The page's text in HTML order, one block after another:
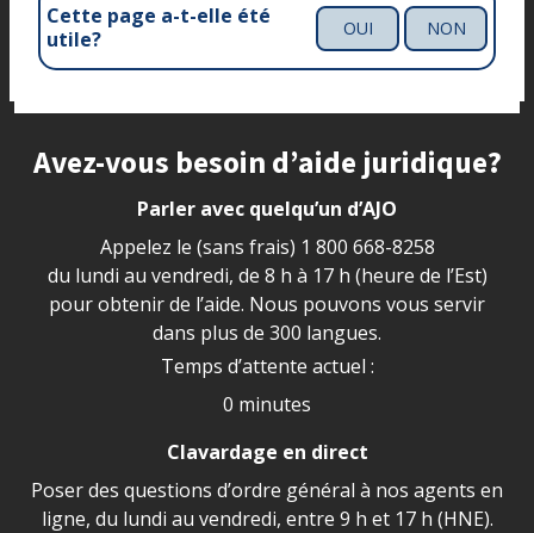
Cette page a-t-elle été
utile?
OUI NON
Site footer
Avez-vous besoin d’aide juridique?
Parler avec quelqu’un d’AJO
Appelez le (sans frais) 1 800 668-8258
du lundi au vendredi, de 8 h à 17 h (heure de l’Est)
pour obtenir de l’aide. Nous pouvons vous servir
dans plus de 300 langues.
Temps d’attente actuel :
0 minutes
Clavardage en direct
Poser des questions d’ordre général à nos agents en
ligne, du lundi au vendredi, entre 9 h et 17 h (HNE).